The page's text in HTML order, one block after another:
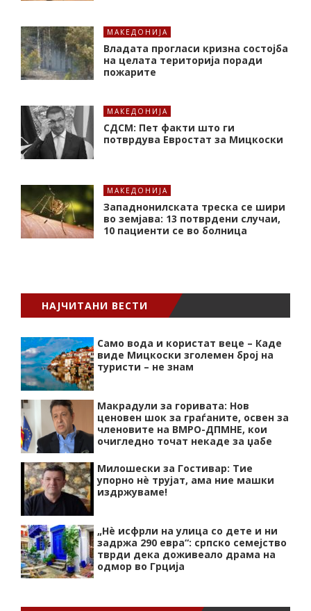
МАКЕДОНИЈА
Владата прогласи кризна состојба
на целата територија поради
пожарите
МАКЕДОНИЈА
СДСМ: Пет факти што ги
потврдува Евростат за Мицкоски
МАКЕДОНИЈА
Западнонилската треска се шири
во земјава: 13 потврдени случаи,
10 пациенти се во болница
НАЈЧИТАНИ ВЕСТИ
Само вода и користат веце – Каде
виде Мицкоски зголемен број на
туристи – не знам
Макрадули за горивата: Нов
ценовен шок за граѓаните, освен за
членовите на ВМРО-ДПМНЕ, кои
очигледно точат некаде за џабе
Милошески за Гостивар: Тие
упорно нѐ трујат, ама ние машки
издржуваме!
„Нѐ исфрли на улица со дете и ни
задржа 290 евра“: српско семејство
тврди дека доживеало драма на
одмор во Грција